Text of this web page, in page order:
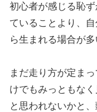
初心者が感じる恥
ていることより、
ら生まれる場合が多
まだ走り方が定ま
けでもみっともな
と思われないかと